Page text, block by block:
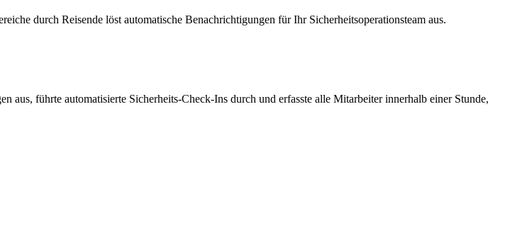
durch Reisende löst automatische Benachrichtigungen für Ihr Sicherheitsoperationsteam aus.
führte automatisierte Sicherheits-Check-Ins durch und erfasste alle Mitarbeiter innerhalb einer Stunde,